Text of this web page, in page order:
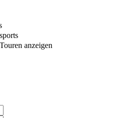
anzeigen